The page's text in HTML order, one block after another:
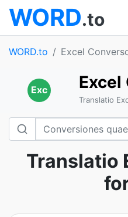
WORD.to
WORD.to Excel
Exc Excel
Translatio
Translatio